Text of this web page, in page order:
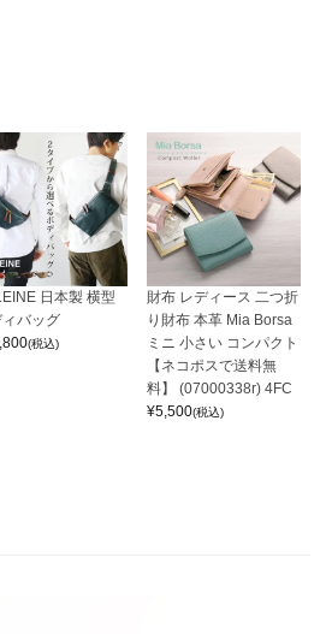
日本製 横型
バッグ
(税込)
財布 レディース 二つ折
り財布 本革 Mia Borsa
ミニ 小さい コンパクト
【ネコポスで送料無
料】 (07000338r) 4FC
¥5,500(税込)